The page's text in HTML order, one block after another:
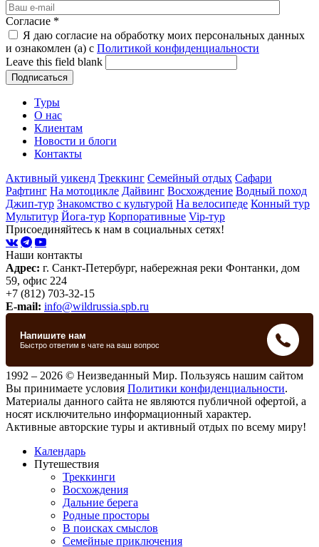
Согласие *
Я даю согласие на обработку моих персональных данных
и ознакомлен (а) с Политикой конфиденциальности
Leave this field blank
Туры
О нас
Клиентам
Новости и блоги
Контакты
Активный уикенд Треккинг Семейный отдых Сафари
Рафтинг На мотоцикле Дайвинг Восхождение Водный поход
Джип-тур Знакомство с культурой На велосипеде Конный тур
Мультитур Йога-тур Корпоративные Vip-тур
Присоединяйтесь к нам в социальных сетях!
Наши контакты
Адрес: г. Санкт-Петербург, набережная реки Фонтанки, дом
59, офис 224
+7 (812) 703-32-15
E-mail: info@wildrussia.spb.ru
1992 – 2026 © Неизведанный Мир. Пользуясь нашим сайтом
Вы принимаете условия Политики конфиденциальности.
Материалы данного сайта не являются публичной офертой, а
носят исключительно информационный характер.
Активные авторские туры и активный отдых по всему миру!
Календарь
Путешествия
Треккинги
Восхождения
Дальние берега
Родные просторы
В поисках смыслов
Семейные приключения